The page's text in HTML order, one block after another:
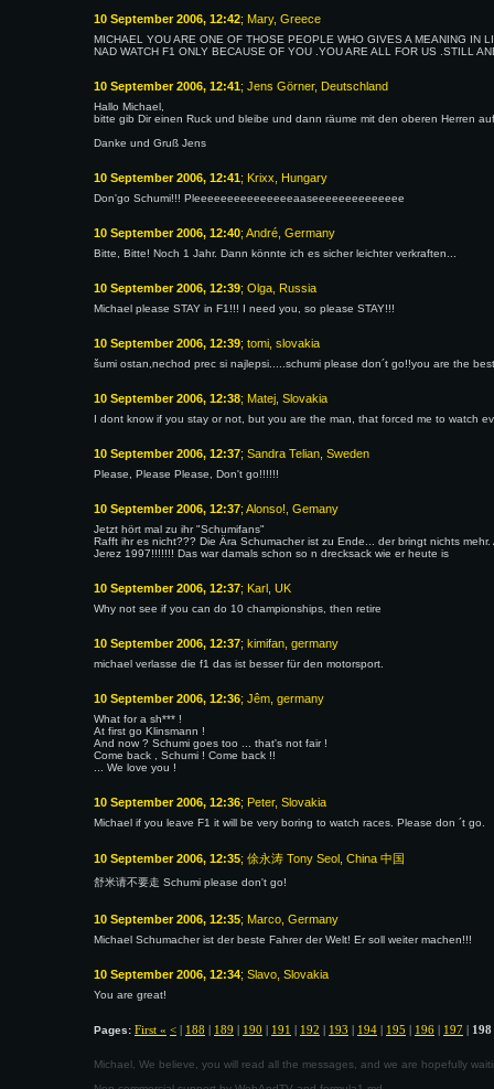
10 September 2006, 12:42; Mary, Greece
MICHAEL YOU ARE ONE OF THOSE PEOPLE WHO GIVES A MEANING IN
NAD WATCH F1 ONLY BECAUSE OF YOU .YOU ARE ALL FOR US .STILL
10 September 2006, 12:41; Jens Görner, Deutschland
Hallo Michael,
bitte gib Dir einen Ruck und bleibe und dann räume mit den oberen Herren
Danke und Gruß Jens
10 September 2006, 12:41; Krixx, Hungary
Don'go Schumi!!! Pleeeeeeeeeeeeeeeaaseeeeeeeeeeeeee
10 September 2006, 12:40; André, Germany
Bitte, Bitte! Noch 1 Jahr. Dann könnte ich es sicher leichter verkraften...
10 September 2006, 12:39; Olga, Russia
Michael please STAY in F1!!! I need you, so please STAY!!!
10 September 2006, 12:39; tomi, slovakia
šumi ostan,nechod prec si najlepsi.....schumi please don´t go!!you are the
10 September 2006, 12:38; Matej, Slovakia
I dont know if you stay or not, but you are the man, that forced me to watch
10 September 2006, 12:37; Sandra Telian, Sweden
Please, Please Please, Don't go!!!!!!
10 September 2006, 12:37; Alonso!, Gemany
Jetzt hört mal zu ihr "Schumifans"
Rafft ihr es nicht??? Die Ära Schumacher ist zu Ende... der bringt nichts
Jerez 1997!!!!!!! Das war damals schon so n drecksack wie er heute is
10 September 2006, 12:37; Karl, UK
Why not see if you can do 10 championships, then retire
10 September 2006, 12:37; kimifan, germany
michael verlasse die f1 das ist besser für den motorsport.
10 September 2006, 12:36; Jêm, germany
What for a sh*** !
At first go Klinsmann !
And now ? Schumi goes too ... that's not fair !
Come back , Schumi ! Come back !!
... We love you !
10 September 2006, 12:36; Peter, Slovakia
Michael if you leave F1 it will be very boring to watch races. Please don ´t go.
10 September 2006, 12:35; 俆永涛 Tony Seol, China 中国
舒米请不要走 Schumi please don't go!
10 September 2006, 12:35; Marco, Germany
Michael Schumacher ist der beste Fahrer der Welt! Er soll weiter machen!!!
10 September 2006, 12:34; Slavo, Slovakia
You are great!
Pages: First « < | 188 | 189 | 190 | 191 | 192 | 193 | 194 | 195 | 196 | 197 | 198
Michael, We believe, you will read all the messages, and we are hopefully